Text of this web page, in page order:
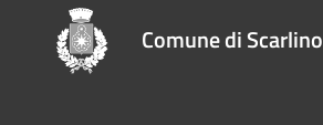
Comune di Scarlino